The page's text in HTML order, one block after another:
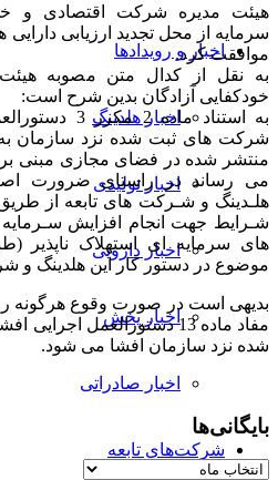
اخبار و رویدادها
اخبار هلدینگ
اخبار تولیدی
اخبار دارویی
اخبار پخش
اخبار صادراتی
شرکت‌های تابعه
هیئت مدیره شرکت اقتصادی و
سرمايه از محل تجديد ارزيابی دارايی
موافقت کرد.
به نقل از کدال متن مصوبه
خودکفایی آزادگان بدین شرح است:
به استناد
شرکت های ثبت شده نزد سازمان به
منتشر شده در فضای مجازی مبنی بر
می رساند در راستای ضرورت
هلـدينگ و شـرکت های تابعه از
شـرايط جهت انجام افزايش سـرمايه
های سرمايه ای استهلاک ناپذير
موضوع در دستور کار اين هلدينگ و
بدیهی است در صورت وقوع هرگونه
مفاد ماده 13 دستورالعمل
شده نزد سازمان افشا می شود.
بایگانی‌ها
بایگانی‌ها